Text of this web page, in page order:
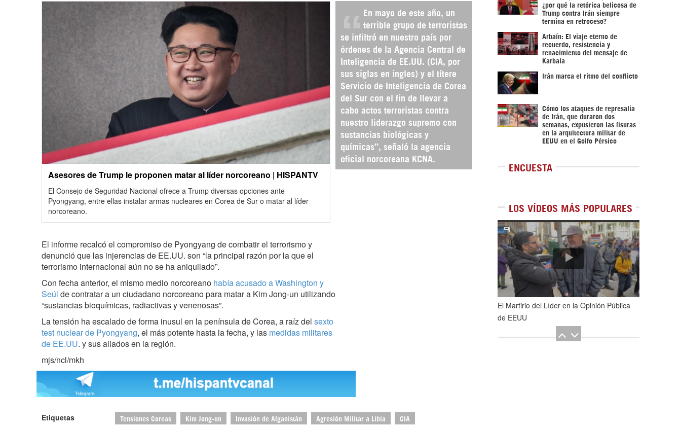
En mayo de este año, un
terrible grupo de terroristas
se infiltró en nuestro país por
órdenes de la Agencia Central de
Inteligencia de EE.UU. (CIA, por
sus siglas en ingles) y el títere
Servicio de Inteligencia de Corea
del Sur con el fin de llevar a
cabo actos terroristas contra
nuestro liderazgo supremo con
sustancias biológicas y
químicas”, señaló la agencia
oficial norcoreana KCNA.
Asesores de Trump le proponen matar al líder norcoreano | HISPANTV
El Consejo de Seguridad Nacional ofrece a Trump diversas opciones ante
Pyongyang, entre ellas instalar armas nucleares en Corea de Sur o matar al líder
norcoreano.
El informe recalcó el compromiso de Pyongyang de combatir el terrorismo y
denunció que las injerencias de EE.UU. son “la principal razón por la que el
terrorismo internacional aún no se ha aniquilado”.
Con fecha anterior, el mismo medio norcoreano había acusado a Washington y
Seúl de contratar a un ciudadano norcoreano para matar a Kim Jong-un utilizando
“sustancias bioquímicas, radiactivas y venenosas”.
La tensión ha escalado de forma inusul en la península de Corea, a raíz del sexto
test nuclear de Pyongyang, el más potente hasta la fecha, y las medidas militares
de EE.UU. y sus aliados en la región.
mjs/ncl/mkh
Etiquetas Tensiones Coreas Kim Jong-un Invasión de Afganistán Agresión Militar a Libia CIA
¿por qué la retórica belicosa de
Trump contra Irán siempre
termina en retroceso?
Arbaín: El viaje eterno de
recuerdo, resistencia y
renacimiento del mensaje de
Karbala
Irán marca el ritmo del conflicto
Cómo los ataques de represalia
de Irán, que duraron dos
semanas, expusieron las fisuras
en la arquitectura militar de
EEUU en el Golfo Pérsico
ENCUESTA
LOS VÍDEOS MÁS POPULARES
1de5
El Martirio del Líder en la Opinión Pública
de EEUU